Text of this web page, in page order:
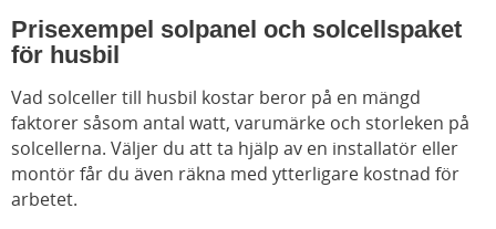
Prisexempel solpanel och solcellspaket
för husbil
Vad solceller till husbil kostar beror på en mängd
faktorer såsom antal watt, varumärke och storleken på
solcellerna. Väljer du att ta hjälp av en installatör eller
montör får du även räkna med ytterligare kostnad för
arbetet.